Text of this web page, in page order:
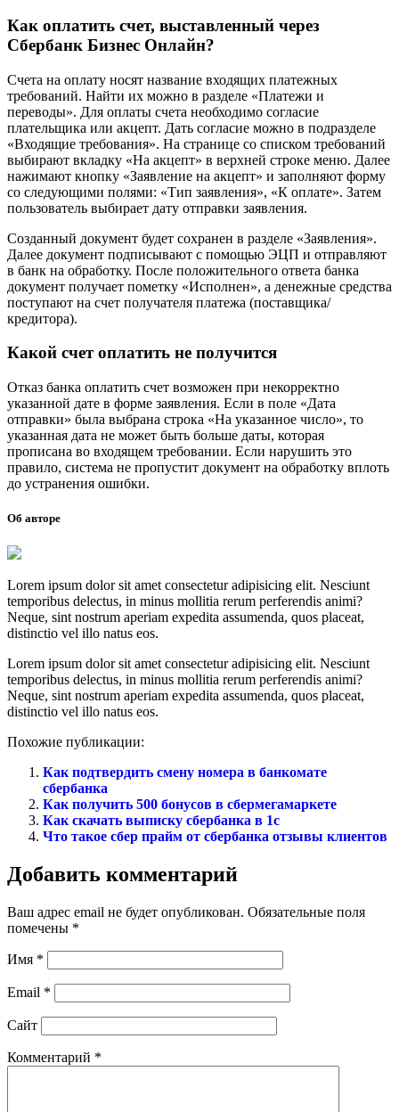
Как оплатить счет, выставленный через
Сбербанк Бизнес Онлайн?
Счета на оплату носят название входящих платежных
требований. Найти их можно в разделе «Платежи и
переводы». Для оплаты счета необходимо согласие
плательщика или акцепт. Дать согласие можно в подразделе
«Входящие требования». На странице со списком требований
выбирают вкладку «На акцепт» в верхней строке меню. Далее
нажимают кнопку «Заявление на акцепт» и заполняют форму
со следующими полями: «Тип заявления», «К оплате». Затем
пользователь выбирает дату отправки заявления.
Созданный документ будет сохранен в разделе «Заявления».
Далее документ подписывают с помощью ЭЦП и отправляют
в банк на обработку. После положительного ответа банка
документ получает пометку «Исполнен», а денежные средства
поступают на счет получателя платежа (поставщика/
кредитора).
Какой счет оплатить не получится
Отказ банка оплатить счет возможен при некорректно
указанной дате в форме заявления. Если в поле «Дата
отправки» была выбрана строка «На указанное число», то
указанная дата не может быть больше даты, которая
прописана во входящем требовании. Если нарушить это
правило, система не пропустит документ на обработку вплоть
до устранения ошибки.
Об авторе
Lorem ipsum dolor sit amet consectetur adipisicing elit. Nesciunt
temporibus delectus, in minus mollitia rerum perferendis animi?
Neque, sint nostrum aperiam expedita assumenda, quos placeat,
distinctio vel illo natus eos.
Lorem ipsum dolor sit amet consectetur adipisicing elit. Nesciunt
temporibus delectus, in minus mollitia rerum perferendis animi?
Neque, sint nostrum aperiam expedita assumenda, quos placeat,
distinctio vel illo natus eos.
Похожие публикации:
Как подтвердить смену номера в банкомате
сбербанка
Как получить 500 бонусов в сбермегамаркете
Как скачать выписку сбербанка в 1с
Что такое сбер прайм от сбербанка отзывы клиентов
Добавить комментарий
Ваш адрес email не будет опубликован. Обязательные поля
помечены *
Имя *
Email *
Сайт
Комментарий *